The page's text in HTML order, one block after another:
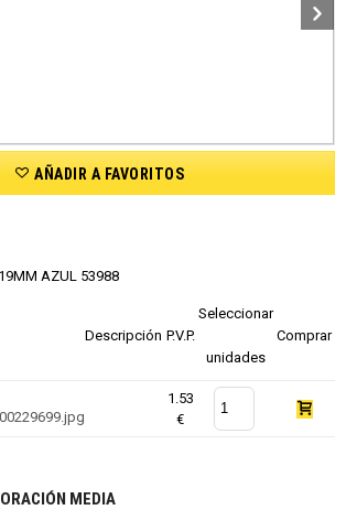
AÑADIR A FAVORITOS
AZUL 53988
Descripción P.V.P.
Seleccionar
unidades
Comprar
1.53
€
MEDIA